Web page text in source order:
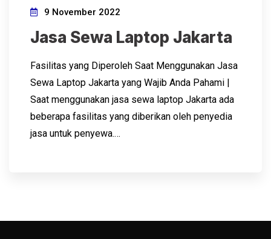
9 November 2022
Jasa Sewa Laptop Jakarta
Fasilitas yang Diperoleh Saat Menggunakan Jasa
Sewa Laptop Jakarta yang Wajib Anda Pahami |
Saat menggunakan jasa sewa laptop Jakarta ada
beberapa fasilitas yang diberikan oleh penyedia
jasa untuk penyewa.…